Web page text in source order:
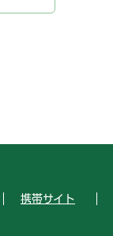
携帯サイト